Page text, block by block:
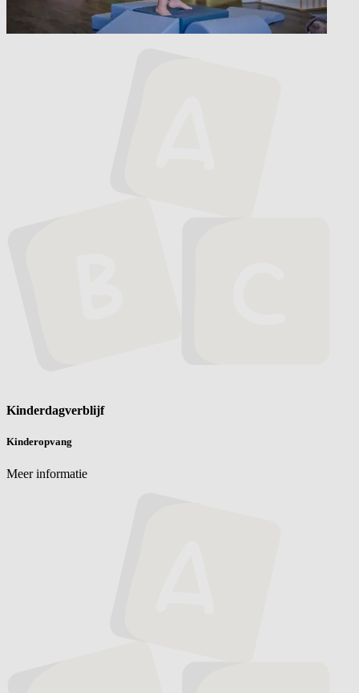
Kinderdagverblijf
Kinderopvang
Meer informatie